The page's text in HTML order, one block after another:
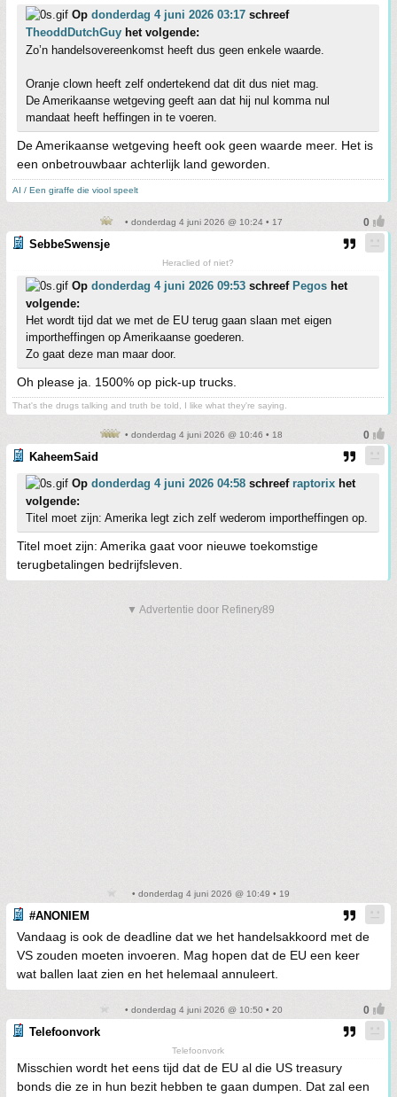
Op donderdag 4 juni 2026 03:17 schreef
TheoddDutchGuy het volgende:
Zo’n handelsovereenkomst heeft dus geen enkele waarde.
Oranje clown heeft zelf ondertekend dat dit dus niet mag.
De Amerikaanse wetgeving geeft aan dat hij nul komma nul
mandaat heeft heffingen in te voeren.
De Amerikaanse wetgeving heeft ook geen waarde meer. Het is
een onbetrouwbaar achterlijk land geworden.
AI / Een giraffe die viool speelt
• donderdag 4 juni 2026 @ 10:24 • 17
SebbeSwensje
Heraclied of niet?
Op donderdag 4 juni 2026 09:53 schreef Pegos het
volgende:
Het wordt tijd dat we met de EU terug gaan slaan met eigen
importheffingen op Amerikaanse goederen.
Zo gaat deze man maar door.
Oh please ja. 1500% op pick-up trucks.
That's the drugs talking and truth be told, I like what they're saying.
• donderdag 4 juni 2026 @ 10:46 • 18
KaheemSaid
Op donderdag 4 juni 2026 04:58 schreef raptorix het
volgende:
Titel moet zijn: Amerika legt zich zelf wederom importheffingen op.
Titel moet zijn: Amerika gaat voor nieuwe toekomstige
terugbetalingen bedrijfsleven.
▼ Advertentie door Refinery89
• donderdag 4 juni 2026 @ 10:49 • 19
#ANONIEM
Vandaag is ook de deadline dat we het handelsakkoord met de
VS zouden moeten invoeren. Mag hopen dat de EU een keer
wat ballen laat zien en het helemaal annuleert.
• donderdag 4 juni 2026 @ 10:50 • 20
Telefoonvork
Telefoonvork
Misschien wordt het eens tijd dat de EU al die US treasury
bonds die ze in hun bezit hebben te gaan dumpen. Dat zal een